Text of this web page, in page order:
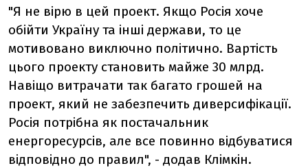
"Я не вірю в цей проект. Якщо Росія хоче
обійти Україну та інші держави, то це
мотивовано виключно політично. Вартість
цього проекту становить майже 30 млрд.
Навіщо витрачати так багато грошей на
проект, який не забезпечить диверсифікації.
Росія потрібна як постачальник
енергоресурсів, але все повинно відбуватися
відповідно до правил", - додав Клімкін.